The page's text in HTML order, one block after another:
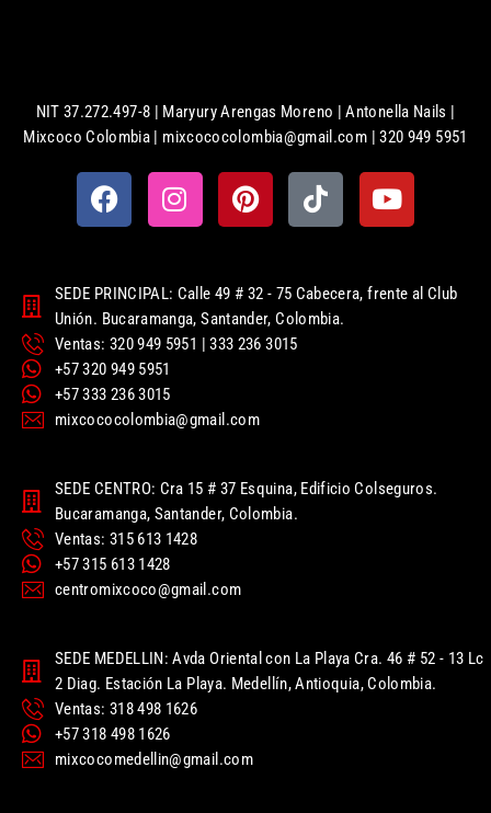
NIT 37.272.497-8 | Maryury Arengas Moreno | Antonella Nails |
Mixcoco Colombia | mixcococolombia@gmail.com | 320 949 5951
SEDE PRINCIPAL: Calle 49 # 32 - 75 Cabecera, frente al Club
Unión. Bucaramanga, Santander, Colombia.
Ventas: 320 949 5951 | 333 236 3015
+57 320 949 5951
+57 333 236 3015
mixcococolombia@gmail.com
SEDE CENTRO: Cra 15 # 37 Esquina, Edificio Colseguros.
Bucaramanga, Santander, Colombia.
Ventas: 315 613 1428
+57 315 613 1428
centromixcoco@gmail.com
SEDE MEDELLIN: Avda Oriental con La Playa Cra. 46 # 52 - 13 Lc
2 Diag. Estación La Playa. Medellín, Antioquia, Colombia.
Ventas: 318 498 1626
+57 318 498 1626
mixcocomedellin@gmail.com